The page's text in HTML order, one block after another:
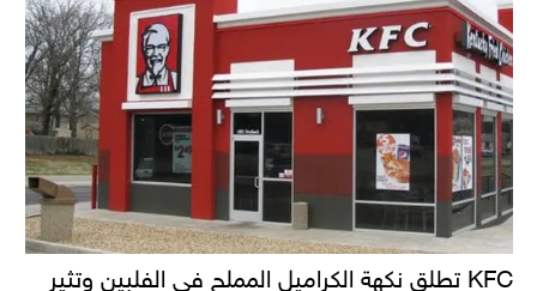
KFC تطلق نكهة الكراميل المملح في الفلبين وتثير